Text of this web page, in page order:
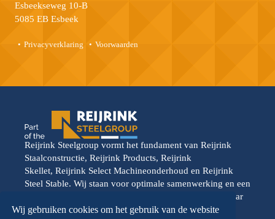
Wij gebruiken cookies om het gebruik van de website
Esbeekseweg 10-B
5085 EB Esbeek
Privacyverklaring Voorwaarden
Reijrink Steelgroup vormt het fundament van Reijrink
Staalconstructie, Reijrink Products, Reijrink
Skellet, Reijrink Select Machineonderhoud en Reijrink
Steel Stable. Wij staan voor optimale samenwerking en een
gedeelde toekomstvisie. Elke divisie opereert vanuit haar
eigen kracht, maar wordt versterkt door de onderlinge